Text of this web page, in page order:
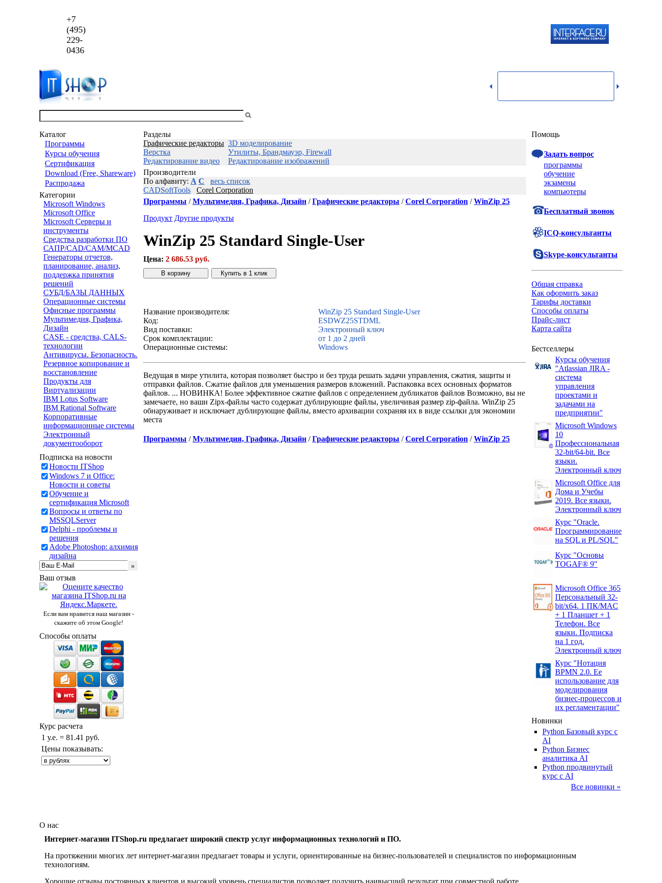
+7
(495)
229-
0436
Каталог
Программы
Курсы обучения
Сертификация
Download (Free, Shareware)
Распродажа
Категории
Microsoft Windows
Microsoft Office
Microsoft Серверы и
инструменты
Средства разработки ПО
САПР/CAD/CAM/MCAD
Генераторы отчетов,
планирование, анализ,
поддержка принятия
решений
СУБД/БАЗЫ ДАННЫХ
Операционные системы
Офисные программы
Мультимедия, Графика,
Дизайн
CASE - средства, CALS-
технологии
Антивирусы. Безопасность.
Резервное копирование и
восстановление
Продукты для
Виртуализации
IBM Lotus Software
IBM Rational Software
Корпоративные
информационные системы
Электронный
документооборот
Подписка на новости
Новости ITShop
Windows 7 и Office:
Новости и советы
Обучение и
сертификация Microsoft
Вопросы и ответы по
MSSQLServer
Delphi - проблемы и
решения
Adobe Photoshop: алхимия
дизайна
Ваш отзыв
Если вам нравится наш магазин -
скажите об этом Google!
Способы оплаты
Курс расчета
1 у.е. = 81.41 руб.
Цены показывать:
Разделы
Графические редакторы 3D моделирование
Верстка
Утилиты, Брандмауэр, Firewall
Редактирование видео
Редактирование изображений
Производители
По алфавиту: A C
весь список
CADSoftTools
Corel Corporation
Программы /Мультимедия, Графика, Дизайн /Графические редакторы /Corel Corporation /WinZip 25
Продукт Другие продукты
WinZip 25 Standard Single-User
Цена: 2 686.53 руб.
Название производителя:
WinZip 25 Standard Single-User
Код:
ESDWZ25STDML
Вид поставки:
Электронный ключ
Срок комплектации:
от 1 до 2 дней
Операционные системы:
Windows
Ведущая в мире утилита, которая позволяет быстро и без труда решать задачи управления, сжатия, защиты и
отправки файлов. Сжатие файлов для уменьшения размеров вложений. Распаковка всех основных форматов
файлов. ... НОВИНКА! Более эффективное сжатие файлов с определением дубликатов файлов Возможно, вы не
замечаете, но ваши Zipx-файлы часто содержат дублирующие файлы, увеличивая размер zip-файла. WinZip 25
обнаруживает и исключает дублирующие файлы, вместо архивации сохраняя их в виде ссылки для экономии
места
Программы /Мультимедия, Графика, Дизайн /Графические редакторы /Corel Corporation /WinZip 25
Помощь
Задать вопрос
программы
обучение
экзамены
компьютеры
Бесплатный звонок
ICQ-консультанты
Skype-консультанты
Общая справка
Как оформить заказ
Тарифы доставки
Способы оплаты
Прайс-лист
Карта сайта
Бестселлеры
Курсы обучения
"Atlassian JIRA -
система
управления
проектами и
задачами на
предприятии"
Microsoft Windows
10
Профессиональная
32-bit/64-bit. Все
языки.
Электронный ключ
Microsoft Office для
Дома и Учебы
2019. Все языки.
Электронный ключ
Курс "Oracle.
Программирование
на SQL и PL/SQL"
Курс "Основы
TOGAF® 9"
Microsoft Office 365
Персональный 32-
bit/x64. 1 ПК/MAC
+ 1 Планшет + 1
Телефон. Все
языки. Подписка
на 1 год.
Электронный ключ
Курс "Нотация
BPMN 2.0. Ее
использование для
моделирования
бизнес-процессов и
их регламентации"
Новинки
Python Базовый курс c
AI
Python Бизнес
аналитика AI
Python продвинутый
курс с AI
Все новинки »
О нас
Интернет-магазин ITShop.ru предлагает широкий спектр услуг информационных технологий и ПО.
На протяжении многих лет интернет-магазин предлагает товары и услуги, ориентированные на бизнес-пользователей и специалистов по информационным
технологиям.
Хорошие отзывы постоянных клиентов и высокий уровень специалистов позволяет получить наивысший результат при совместной работе.